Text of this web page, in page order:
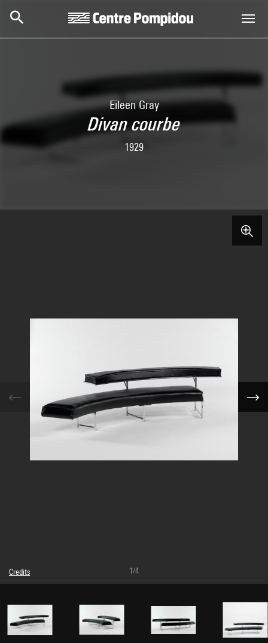
Eileen Gray
Divan courbe
1929
Credits
© droits réservés
Image reference : 4N42566
Image presentation :
GrandPalaisRmnPhoto
1/4